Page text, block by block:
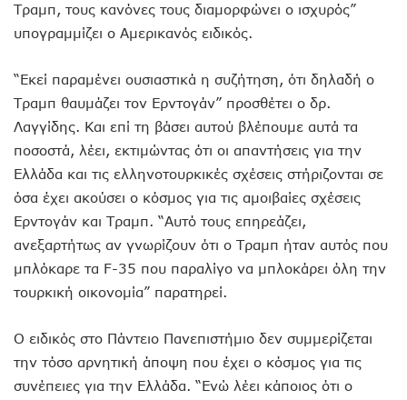
Τραμπ, τους κανόνες τους διαμορφώνει ο ισχυρός”
υπογραμμίζει ο Αμερικανός ειδικός.
“Εκεί παραμένει ουσιαστικά η συζήτηση, ότι δηλαδή ο
Τραμπ θαυμάζει τον Ερντογάν” προσθέτει ο δρ.
Λαγγίδης. Και επί τη βάσει αυτού βλέπουμε αυτά τα
ποσοστά, λέει, εκτιμώντας ότι οι απαντήσεις για την
Ελλάδα και τις ελληνοτουρκικές σχέσεις στήριζονται σε
όσα έχει ακούσει ο κόσμος για τις αμοιβαίες σχέσεις
Ερντογάν και Τραμπ. “Αυτό τους επηρεάζει,
ανεξαρτήτως αν γνωρίζουν ότι ο Τραμπ ήταν αυτός που
μπλόκαρε τα F-35 που παραλίγο να μπλοκάρει όλη την
τουρκική οικονομία” παρατηρεί.
O ειδικός στο Πάντειο Πανεπιστήμιο δεν συμμερίζεται
την τόσο αρνητική άποψη που έχει ο κόσμος για τις
συνέπειες για την Ελλάδα. “Ενώ λέει κάποιος ότι ο